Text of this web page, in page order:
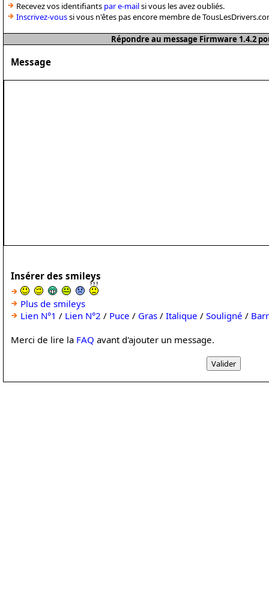
Recevez vos identifiants par e-mailsi vous les avez oubliés.
Inscrivez-voussi vous n'êtes pas encore membre de
Répondre au message Firmware 1.4.2
Message
Insérer des smileys
Plus de smileys
Lien N°1 / Lien N°2 / Puce / Gras / Italique / Souligné /
Merci de lire la FAQ avant d'ajouter un message.